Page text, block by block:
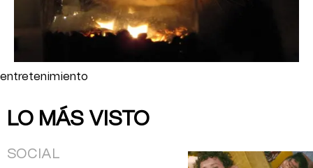
entretenimiento
LO MÁS VISTO
SOCIAL